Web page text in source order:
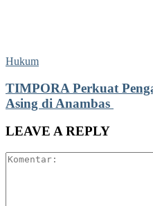
Hukum
TIMPORA Perkuat
Asing di Anambas ‎
LEAVE A REPLY